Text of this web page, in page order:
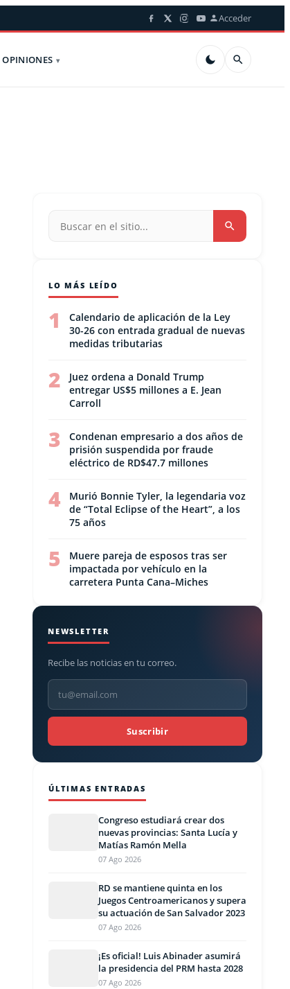
Acceder
OPINIONES
LO MÁS LEÍDO
1
Calendario de aplicación de la Ley
30-26 con entrada gradual de nuevas
medidas tributarias
2
Juez ordena a Donald Trump
entregar US$5 millones a E. Jean
Carroll
3
Condenan empresario a dos años de
prisión suspendida por fraude
eléctrico de RD$47.7 millones
4
Murió Bonnie Tyler, la legendaria voz
de “Total Eclipse of the Heart”, a los
75 años
5
Muere pareja de esposos tras ser
impactada por vehículo en la
carretera Punta Cana–Miches
NEWSLETTER
Recibe las noticias en tu correo.
Suscribir
ÚLTIMAS ENTRADAS
Congreso estudiará crear dos
nuevas provincias: Santa Lucía y
Matías Ramón Mella
07 Ago 2026
RD se mantiene quinta en los
Juegos Centroamericanos y supera
su actuación de San Salvador 2023
07 Ago 2026
¡Es oficial! Luis Abinader asumirá
la presidencia del PRM hasta 2028
07 Ago 2026